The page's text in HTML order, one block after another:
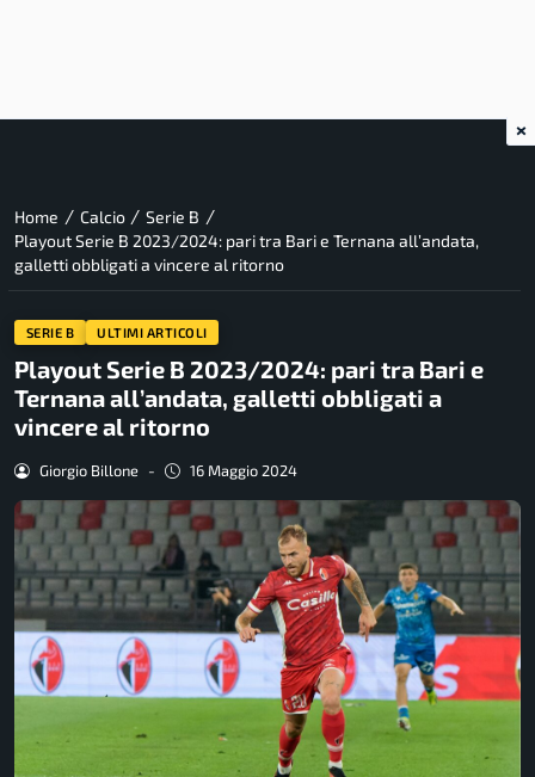
Home / Calcio / Serie B /
Playout Serie B 2023/2024: pari tra Bari e Ternana all’andata,
galletti obbligati a vincere al ritorno
SERIE B ULTIMI ARTICOLI
Playout Serie B 2023/2024: pari tra Bari e
Ternana all’andata, galletti obbligati a
vincere al ritorno
Giorgio Billone - 16 Maggio 2024
×